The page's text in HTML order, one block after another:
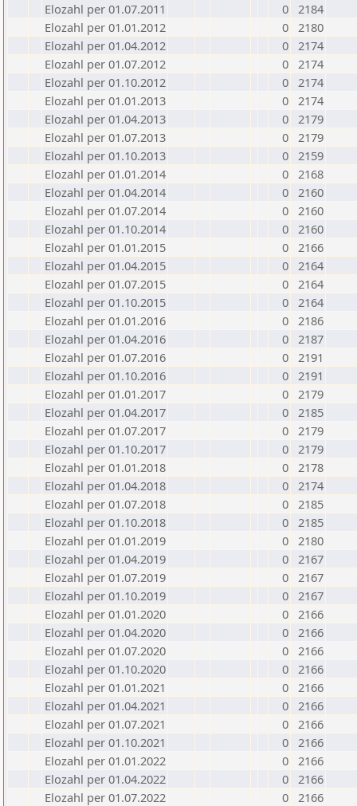
Elozahl per 01.07.2011
0 2184
Elozahl per 01.01.2012
0 2180
Elozahl per 01.04.2012
0 2174
Elozahl per 01.07.2012
0 2174
Elozahl per 01.10.2012
0 2174
Elozahl per 01.01.2013
0 2174
Elozahl per 01.04.2013
0 2179
Elozahl per 01.07.2013
0 2179
Elozahl per 01.10.2013
0 2159
Elozahl per 01.01.2014
0 2168
Elozahl per 01.04.2014
0 2160
Elozahl per 01.07.2014
0 2160
Elozahl per 01.10.2014
0 2160
Elozahl per 01.01.2015
0 2166
Elozahl per 01.04.2015
0 2164
Elozahl per 01.07.2015
0 2164
Elozahl per 01.10.2015
0 2164
Elozahl per 01.01.2016
0 2186
Elozahl per 01.04.2016
0 2187
Elozahl per 01.07.2016
0 2191
Elozahl per 01.10.2016
0 2191
Elozahl per 01.01.2017
0 2179
Elozahl per 01.04.2017
0 2185
Elozahl per 01.07.2017
0 2179
Elozahl per 01.10.2017
0 2179
Elozahl per 01.01.2018
0 2178
Elozahl per 01.04.2018
0 2174
Elozahl per 01.07.2018
0 2185
Elozahl per 01.10.2018
0 2185
Elozahl per 01.01.2019
0 2180
Elozahl per 01.04.2019
0 2167
Elozahl per 01.07.2019
0 2167
Elozahl per 01.10.2019
0 2167
Elozahl per 01.01.2020
0 2166
Elozahl per 01.04.2020
0 2166
Elozahl per 01.07.2020
0 2166
Elozahl per 01.10.2020
0 2166
Elozahl per 01.01.2021
0 2166
Elozahl per 01.04.2021
0 2166
Elozahl per 01.07.2021
0 2166
Elozahl per 01.10.2021
0 2166
Elozahl per 01.01.2022
0 2166
Elozahl per 01.04.2022
0 2166
Elozahl per 01.07.2022
0 2166